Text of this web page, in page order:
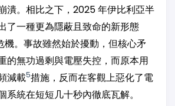
潰。相比之下，2025 年伊比利亞半
了一種更為隱蔽且致命的新形態
。事故雖然始於擾動，但核心矛
的無功過剩與電壓失控，而原本用
減載5措施，反而在客觀上惡化了電
系統在短短几十秒內徹底瓦解。